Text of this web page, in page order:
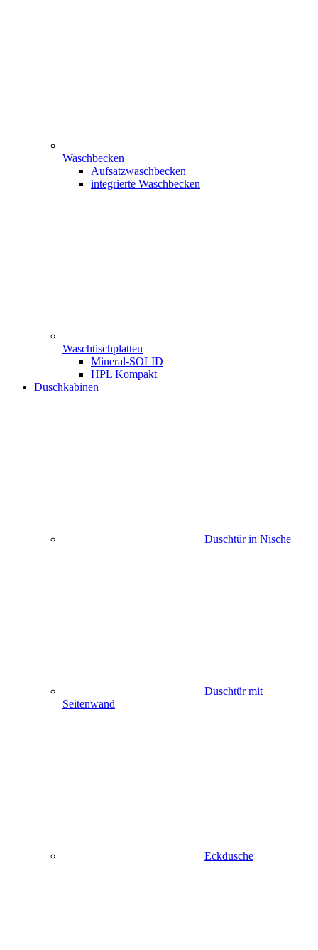
Waschbecken
Aufsatzwaschbecken
integrierte Waschbecken
Waschtischplatten
Mineral-SOLID
HPL Kompakt
Duschkabinen
Duschtür in Nische
Duschtür mit
Seitenwand
Eckdusche